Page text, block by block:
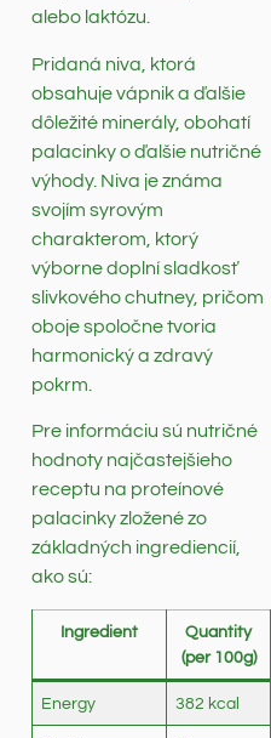
alebo laktózu.
Pridaná niva, ktorá
obsahuje vápnik a ďalšie
dôležité minerály, obohatí
palacinky o ďalšie nutričné
výhody. Niva je známa
svojím syrovým
charakterom, ktorý
výborne doplní sladkosť
slivkového chutney, pričom
oboje spoločne tvoria
harmonický a zdravý
pokrm.
Pre informáciu sú nutričné
hodnoty najčastejšieho
receptu na proteínové
palacinky zložené zo
základných ingrediencií,
ako sú:
Ingredient
Quantity
(per 100g)
Energy 382 kcal